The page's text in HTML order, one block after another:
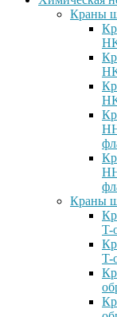
Краны
Краны
T-
T-